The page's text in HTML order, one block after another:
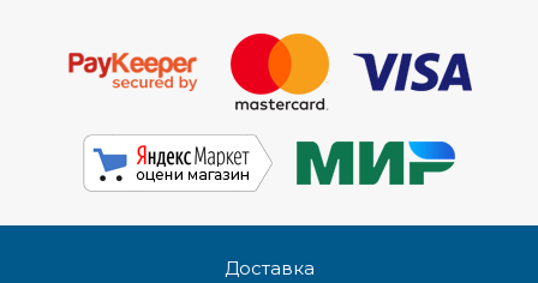
Доставка